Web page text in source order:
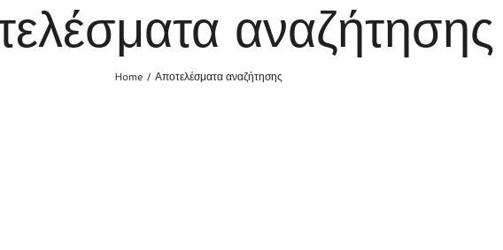
αναζήτησης
Home / Αποτελέσματα αναζήτησης